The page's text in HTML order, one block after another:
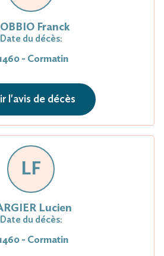
Franck
Date du décès:
- Cormatin
l'avis de décès
LF
Lucien
Date du décès:
- Cormatin